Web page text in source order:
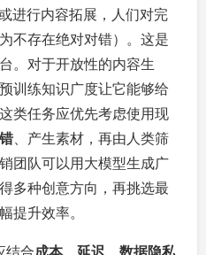
进行内容拓展，人们对完
不存在绝对对错）。这是
。对于开放性的内容生
训练知识广度让它能够给
类任务应优先考虑使用现
、产生素材，再由人类筛
团队可以用大模型生成广
多种创意方向，再挑选最
提升效率。
结合成本、延迟、数据隐私